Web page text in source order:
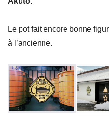
Le pot fait encore bonne
à l’ancienne.